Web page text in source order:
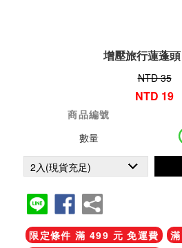
增壓旅行蓮蓬
NTD 35
NTD 19
商品編號
數量
限定條件 滿 499 元 免運費